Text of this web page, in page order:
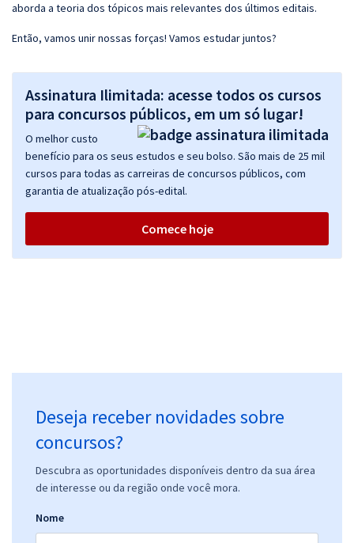
aborda a teoria dos tópicos mais relevantes dos últimos editais.
Então, vamos unir nossas forças! Vamos estudar juntos?
Assinatura Ilimitada: acesse todos os cursos
para concursos públicos, em um só lugar!
O melhor custo
benefício para os seus estudos e seu bolso. São mais de 25 mil
cursos para todas as carreiras de concursos públicos, com
garantia de atualização pós-edital.
Comece hoje
Deseja receber novidades sobre
concursos?
Descubra as oportunidades disponíveis dentro da sua área
de interesse ou da região onde você mora.
Nome